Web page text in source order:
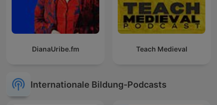
DianaUribe.fm Teach Medieval
Internationale Bildung-Podcasts